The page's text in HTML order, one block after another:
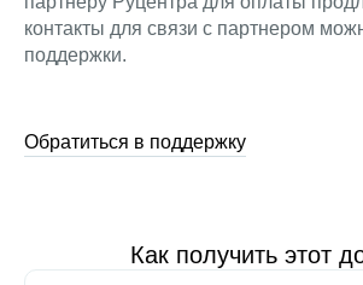
контакты для связи с партнером
поддержки.
Обратиться в поддержку
Как получить этот